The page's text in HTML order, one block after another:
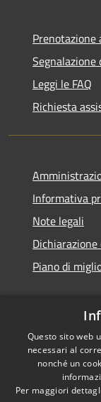
Segnalazione
Leggi le FAQ
Richiesta
Informativa
Note legali
Piano di
RSS
Accessibilità
Privacy
Cookie
Questo sito web
necessari al
nonché un
Per maggiori